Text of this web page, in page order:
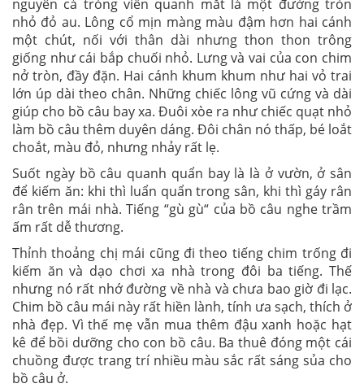
nguyên cả tròng viền quanh mắt là một đường tròn
nhỏ đỏ au. Lông cổ mịn màng màu đậm hơn hai cánh
một chút, nối với thân dài nhưng thon thon trông
giống như cái bắp chuối nhỏ. Lưng và vai của con chim
nở tròn, đầy đặn. Hai cánh khum khum như hai vỏ trai
lớn úp dài theo chân. Những chiếc lông vũ cứng và dài
giúp cho bồ câu bay xa. Đuôi xòe ra như chiếc quạt nhỏ
làm bồ câu thêm duyên dáng. Đôi chân nó thấp, bé loắt
choắt, màu đỏ, nhưng nhảy rất lẹ.
Suốt ngày bồ câu quanh quẩn bay là là ở vườn, ở sân
để kiếm ăn: khi thì luẩn quẩn trong sân, khi thì gáy rân
rân trên mái nhà. Tiếng “gù gù“ của bồ câu nghe trầm
ấm rất dễ thương.
Thỉnh thoảng chị mái cũng đi theo tiếng chim trống đi
kiếm ăn và dạo chơi xa nhà trong đôi ba tiếng. Thế
nhưng nó rất nhớ đường về nhà và chưa bao giờ đi lạc.
Chim bồ câu mái này rất hiền lành, tính ưa sạch, thích ở
nhà đẹp. Vì thế mẹ vẫn mua thêm đậu xanh hoặc hạt
kê để bồi dưỡng cho con bồ câu. Ba thuê đóng một cái
chuồng được trang trí nhiều màu sắc rất sáng sủa cho
bồ câu ở.